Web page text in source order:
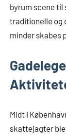
byrum scene
traditionelle og
minder skabes
Midt i
skattejagter